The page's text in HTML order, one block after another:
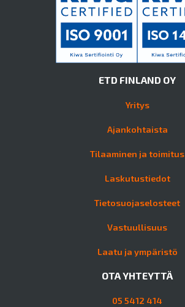
ETD FINLAND OY
Yritys
Ajankohtaista
Tilaaminen ja toimitus
Laskutustiedot
Tietosuojaselosteet
Vastuullisuus
Laatu ja ympäristö
OTA YHTEYTTÄ
05 5412 414